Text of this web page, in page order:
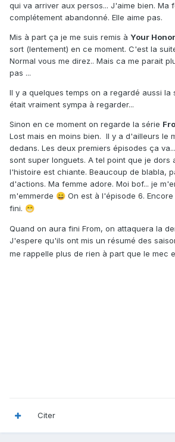
qui va arriver aux persos... J'aime bien. Ma
complétement abandonné. Elle aime pas.
Mis à part ça je me suis remis à Your Honor
sort (lentement) en ce moment. C'est la
Normal vous me direz.. Mais ca me parait
pas ...
Il y a quelques temps on a regardé aussi la
était vraiment sympa à regarder...
Sinon en ce moment on regarde la série
Lost mais en moins bien. Il y a d'ailleurs le
dedans. Les deux premiers épisodes ça
sont super longuets. A tel point que je dors
l'histoire est chiante. Beaucoup de blabla,
d'actions. Ma femme adore. Moi bof... je
m'emmerde 😄 On est à l'épisode 6.
fini. 😁
Quand on aura fini From, on attaquera la
J'espere qu'ils ont mis un résumé des
me rappelle plus de rien à part que le mec
Citer